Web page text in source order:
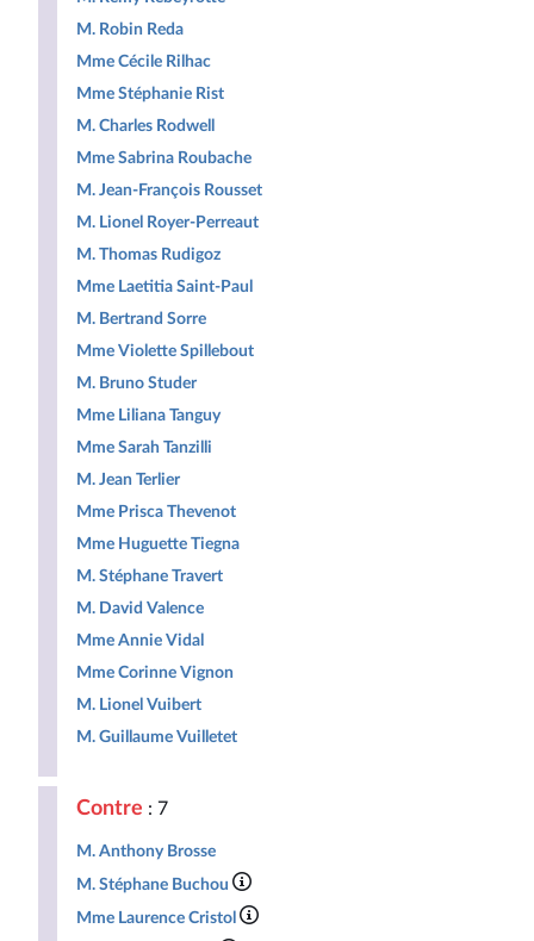
M. Robin Reda
Mme Cécile Rilhac
Mme Stéphanie Rist
M. Charles Rodwell
Mme Sabrina Roubache
M. Jean-François Rousset
M. Lionel Royer-Perreaut
M. Thomas Rudigoz
Mme Laetitia Saint-Paul
M. Bertrand Sorre
Mme Violette Spillebout
M. Bruno Studer
Mme Liliana Tanguy
Mme Sarah Tanzilli
M. Jean Terlier
Mme Prisca Thevenot
Mme Huguette Tiegna
M. Stéphane Travert
M. David Valence
Mme Annie Vidal
Mme Corinne Vignon
M. Lionel Vuibert
M. Guillaume Vuilletet
Contre : 7
M. Anthony Brosse
M. Stéphane Buchou
Mme Laurence Cristol